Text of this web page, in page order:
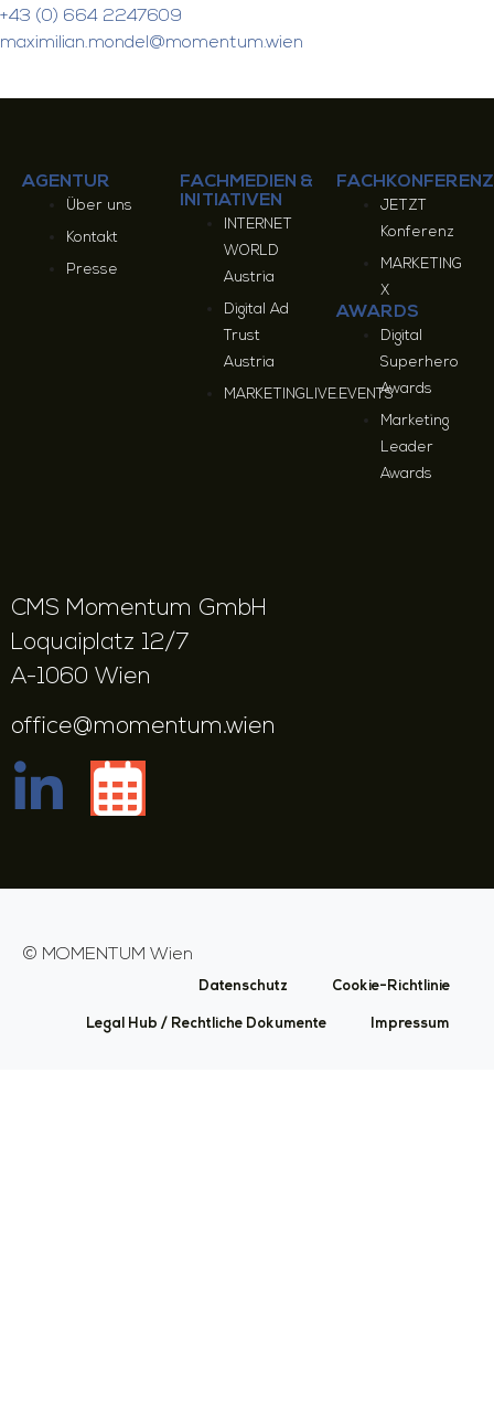
+43 (0) 664 2247609
maximilian.mondel@momentum.wien
CMS Momentum GmbH
Loquaiplatz 12/7
A-1060 Wien
office@momentum.wien
AGENTUR
Über uns
Kontakt
Presse
FACHMEDIEN &
INITIATIVEN
INTERNET
WORLD
Austria
Digital Ad
Trust
Austria
MARKETINGLIVE.EVENTS
JETZT
Konferenz
MARKETING
X
AWARDS
Digital
Superhero
Awards
Marketing
Leader
Awards
© MOMENTUM Wien
Datenschutz Cookie-Richtlinie
Legal Hub / Rechtliche Dokumente Impressum